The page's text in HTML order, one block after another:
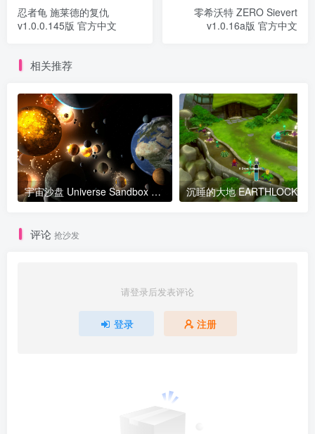
忍者龟 施莱德的复仇
v1.0.0.145版 官方中文
零希沃特 ZERO Sievert
v1.0.16a版 官方中文
相关推荐
宇宙沙盘 Universe Sandbox v34.1.1版 集成全DLC 官方中文 支持VR
评论 抢沙发
请登录后发表评论
登录 注册